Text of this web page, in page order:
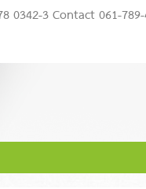
0342-3 Contact 061-